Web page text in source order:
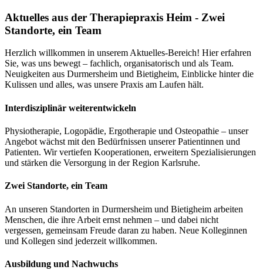
Aktuelles aus der Therapiepraxis Heim - Zwei
Standorte, ein Team
Herzlich willkommen in unserem Aktuelles-Bereich! Hier erfahren
Sie, was uns bewegt – fachlich, organisatorisch und als Team.
Neuigkeiten aus Durmersheim und Bietigheim, Einblicke hinter die
Kulissen und alles, was unsere Praxis am Laufen hält.
Interdisziplinär weiterentwickeln
Physiotherapie, Logopädie, Ergotherapie und Osteopathie – unser
Angebot wächst mit den Bedürfnissen unserer Patientinnen und
Patienten. Wir vertiefen Kooperationen, erweitern Spezialisierungen
und stärken die Versorgung in der Region Karlsruhe.
Zwei Standorte, ein Team
An unseren Standorten in Durmersheim und Bietigheim arbeiten
Menschen, die ihre Arbeit ernst nehmen – und dabei nicht
vergessen, gemeinsam Freude daran zu haben. Neue Kolleginnen
und Kollegen sind jederzeit willkommen.
Ausbildung und Nachwuchs